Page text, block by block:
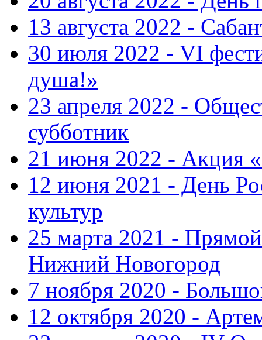
13 августа 2022 -
30 июля 2022 - VI
душа!»
23 апреля 2022 -
субботник
21 июня 2022 - Акция
12 июня 2021 - День
культур
25 марта 2021 -
Нижний Новогород
7 ноября 2020 -
12 октября 2020 -